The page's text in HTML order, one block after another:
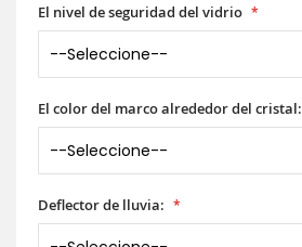
El nivel de seguridad del vidrio
El color del marco alrededor del cristal:
Deflector de lluvia: